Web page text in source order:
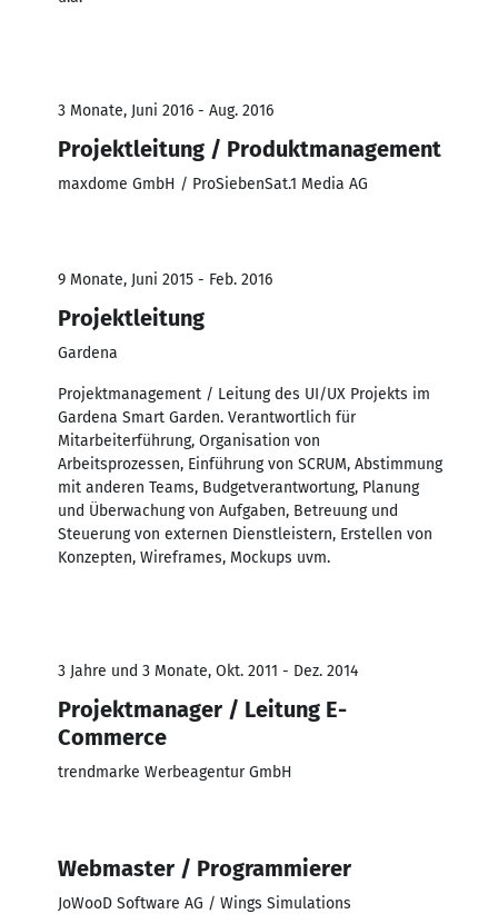
3 Monate, Juni 2016 - Aug. 2016
Projektleitung / Produktmanagement
maxdome GmbH / ProSiebenSat.1 Media AG
9 Monate, Juni 2015 - Feb. 2016
Projektleitung
Gardena
Projektmanagement / Leitung des UI/UX Projekts im
Gardena Smart Garden. Verantwortlich für
Mitarbeiterführung, Organisation von
Arbeitsprozessen, Einführung von SCRUM, Abstimmung
mit anderen Teams, Budgetverantwortung, Planung
und Überwachung von Aufgaben, Betreuung und
Steuerung von externen Dienstleistern, Erstellen von
Konzepten, Wireframes, Mockups uvm.
3 Jahre und 3 Monate, Okt. 2011 - Dez. 2014
Projektmanager / Leitung E-
Commerce
trendmarke Werbeagentur GmbH
Webmaster / Programmierer
JoWooD Software AG / Wings Simulations